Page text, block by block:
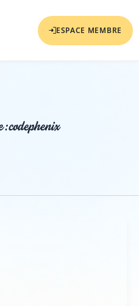
ESPACE MEMBRE
:codephenix